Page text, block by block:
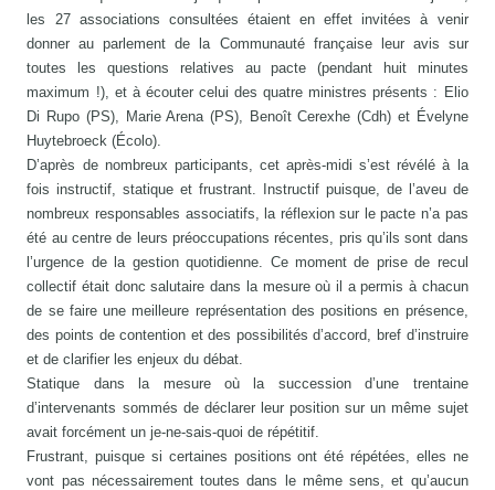
les 27 associations consultées étaient en effet invitées à venir
donner au parlement de la Communauté française leur avis sur
toutes les questions relatives au pacte (pendant huit minutes
maximum !), et à écouter celui des quatre ministres présents : Elio
Di Rupo (PS), Marie Arena (PS), Benoît Cerexhe (Cdh) et Évelyne
Huytebroeck (Écolo).
D’après de nombreux participants, cet après-midi s’est révélé à la
fois instructif, statique et frustrant. Instructif puisque, de l’aveu de
nombreux responsables associatifs, la réflexion sur le pacte n’a pas
été au centre de leurs préoccupations récentes, pris qu’ils sont dans
l’urgence de la gestion quotidienne. Ce moment de prise de recul
collectif était donc salutaire dans la mesure où il a permis à chacun
de se faire une meilleure représentation des positions en présence,
des points de contention et des possibilités d’accord, bref d’instruire
et de clarifier les enjeux du débat.
Statique dans la mesure où la succession d’une trentaine
d’intervenants sommés de déclarer leur position sur un même sujet
avait forcément un je-ne-sais-quoi de répétitif.
Frustrant, puisque si certaines positions ont été répétées, elles ne
vont pas nécessairement toutes dans le même sens, et qu’aucun